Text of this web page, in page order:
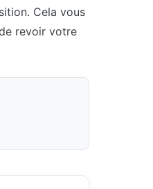
Cela vous
revoir votre